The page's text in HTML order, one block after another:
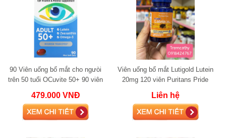
90 Viên uống bổ mắt cho ngưòi
trên 50 tuổi OCuvite 50+ 90 viên
479.000 VNĐ
Viên uống bổ mắt Lutigold Lutein
20mg 120 viên Puritans Pride
Liên hệ